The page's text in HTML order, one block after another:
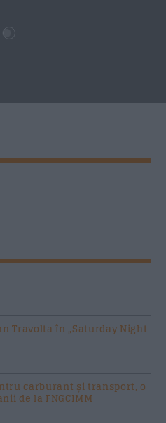
Travolta în „Saturday Night
carburant și transport, o
de la FNGCIMM